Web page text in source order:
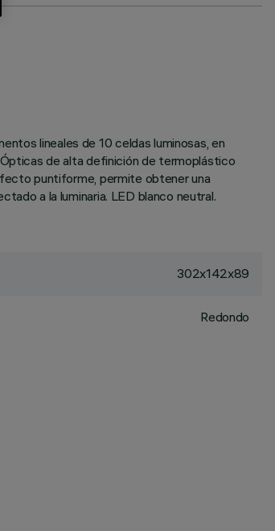
lineales de 10 celdas luminosas, en
de alta definición de termoplástico
puntiforme, permite obtener una
a la luminaria. LED blanco neutral.
302x142x89
Redondo